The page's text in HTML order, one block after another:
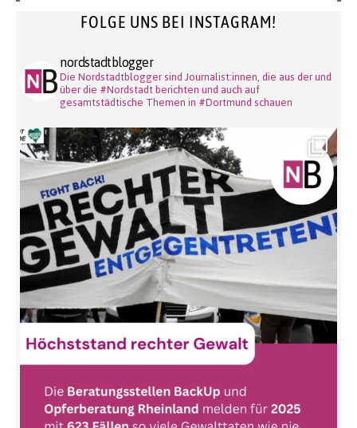
FOLGE UNS BEI INSTAGRAM!
nordstadtblogger
Die Nordstadtblogger sind Journalist:innen, die aus der und
über die #Nordstadt berichten und auch auf
gesamtstädtische Themen in #Dortmund schauen